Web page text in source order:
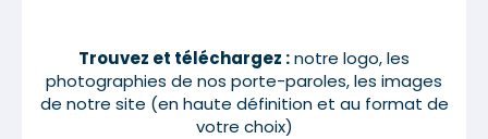
Trouvez et téléchargez :notre logo, les
photographies de nos porte-paroles, les images
de notre site (en haute définition et au format de
votre choix)